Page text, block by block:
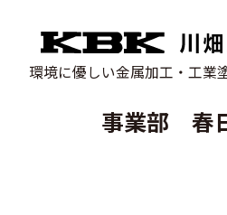
環境に優しい金属加工・工業
事業部 春